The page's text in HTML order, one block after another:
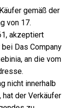
gemäß der
von 17.
akzeptiert
Das Company
an die vom
nicht innerhalb
der Verkäufer